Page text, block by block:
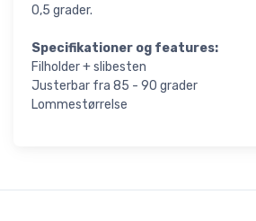
0,5 grader.
Specifikationer og features:
Filholder + slibesten
Justerbar fra 85 - 90 grader
Lommestørrelse